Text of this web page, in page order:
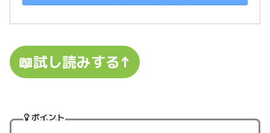
📖試し読みする↑
ポイント